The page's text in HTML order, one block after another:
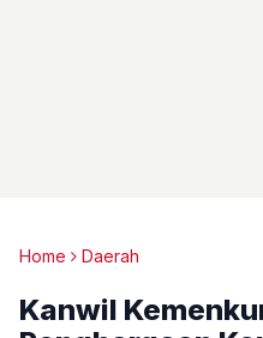
Home Daerah
Kanwil